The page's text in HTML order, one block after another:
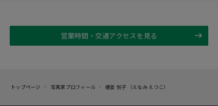
営業時間・交通アクセスを見る
トップページ 写真家プロフィール 榎並 悦子 （えなみ えつこ）